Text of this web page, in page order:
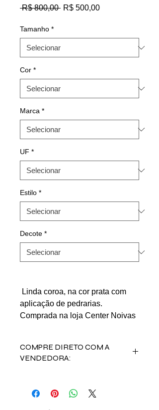
R$ 800,00 Preço
R$ 500,00Preço
Tamanho *
Cor *
Marca *
UF *
Estilo *
Decote *
Linda coroa, na cor prata com
aplicação de pedrarias.
Comprada na loja Center Noivas
COMPRE DIRETO COM A
VENDEDORA:
Email: evelimmatos@hotmail.com